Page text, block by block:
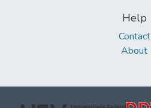
Help
Contact
About